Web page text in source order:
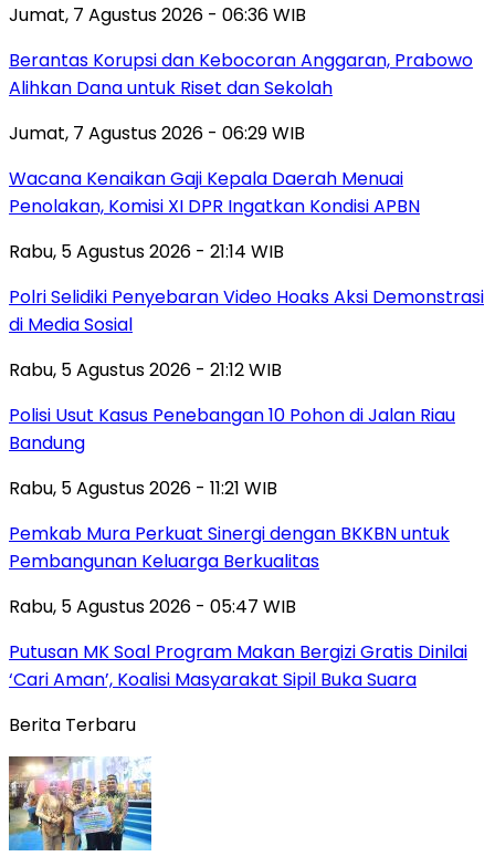
Jumat, 7 Agustus 2026 - 06:36 WIB
Berantas Korupsi dan Kebocoran Anggaran, Prabowo
Alihkan Dana untuk Riset dan Sekolah
Jumat, 7 Agustus 2026 - 06:29 WIB
Wacana Kenaikan Gaji Kepala Daerah Menuai
Penolakan, Komisi XI DPR Ingatkan Kondisi APBN
Rabu, 5 Agustus 2026 - 21:14 WIB
Polri Selidiki Penyebaran Video Hoaks Aksi Demonstrasi
di Media Sosial
Rabu, 5 Agustus 2026 - 21:12 WIB
Polisi Usut Kasus Penebangan 10 Pohon di Jalan Riau
Bandung
Rabu, 5 Agustus 2026 - 11:21 WIB
Pemkab Mura Perkuat Sinergi dengan BKKBN untuk
Pembangunan Keluarga Berkualitas
Rabu, 5 Agustus 2026 - 05:47 WIB
Putusan MK Soal Program Makan Bergizi Gratis Dinilai
‘Cari Aman’, Koalisi Masyarakat Sipil Buka Suara
Berita Terbaru